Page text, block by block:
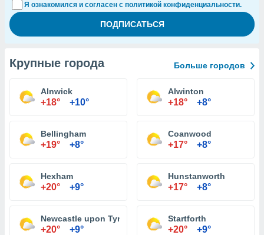
Я ознакомился и согласен с политикой конфиденциальности.
Крупные города Больше городов
Alnwick
+18° +10°
Alwinton
+18° +8°
Bellingham
+19° +8°
Coanwood
+17° +8°
Hexham
+20° +9°
Hunstanworth
+17° +8°
Newcastle upon Tyne
+20° +9°
Startforth
+20° +9°